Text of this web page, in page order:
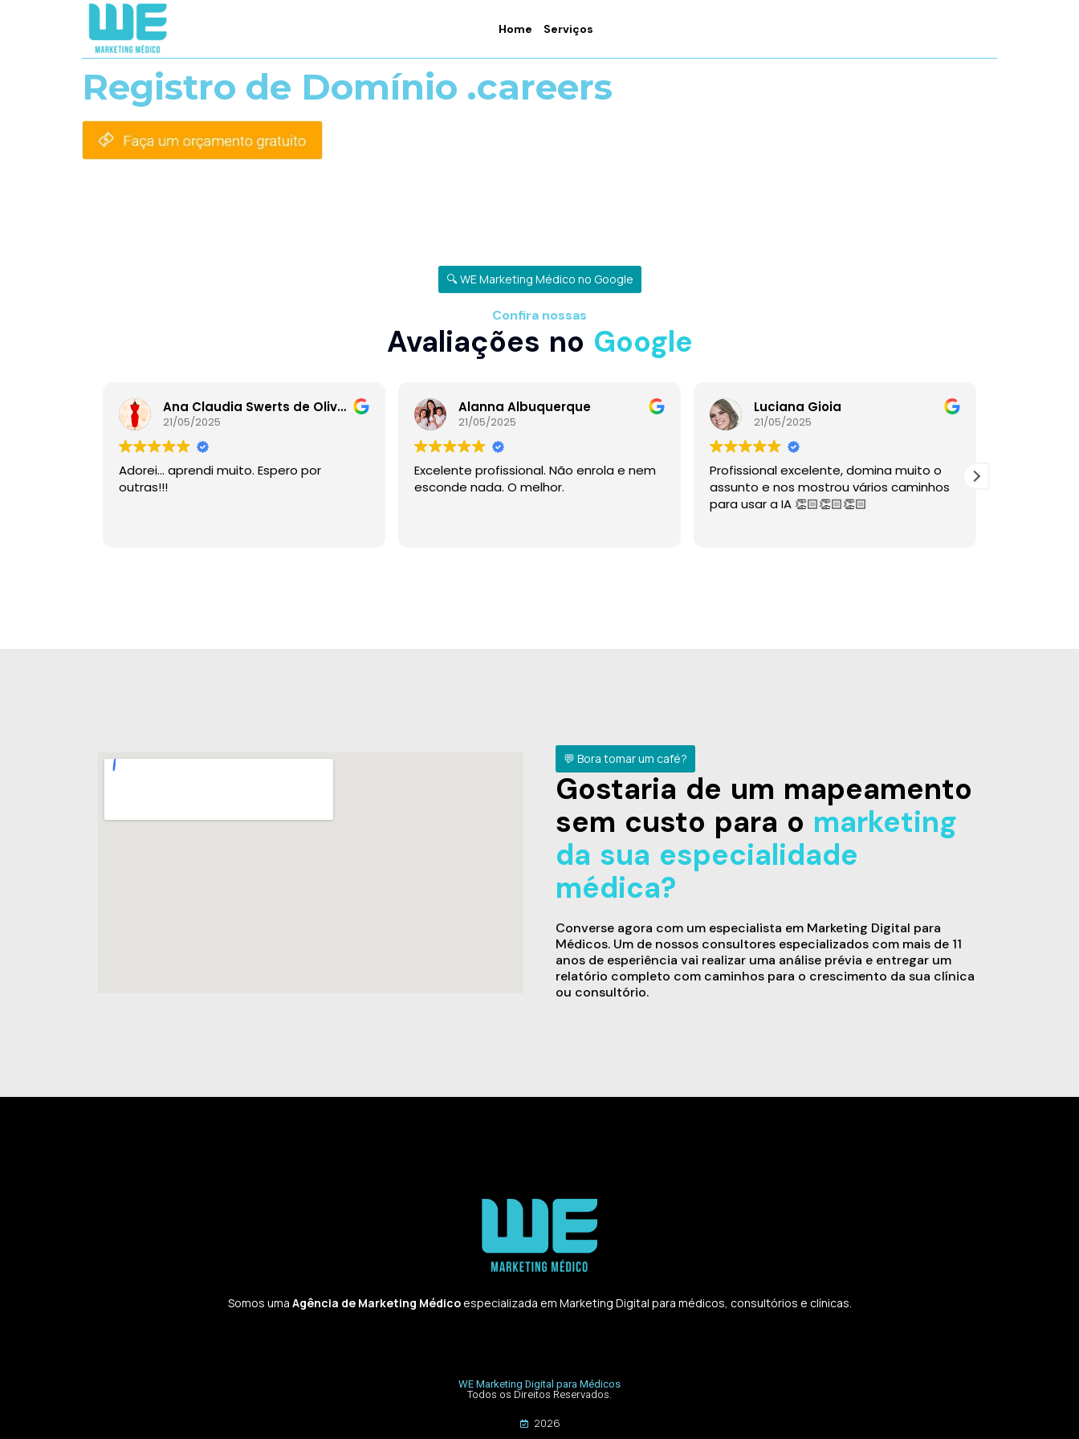
Home Serviços
Registro de Domínio .careers
🔍 WE Marketing Médico no Google
Confira nossas
Avaliações no Google
Ana Claudia Swerts de Oliveira
21/05/2025
Adorei… aprendi muito. Espero por
outras!!!
Alanna Albuquerque
21/05/2025
Excelente profissional. Não enrola e nem
esconde nada. O melhor.
Luciana Gioia
21/05/2025
Profissional excelente, domina muito o
assunto e nos mostrou vários caminhos
para usar a IA 👏🏻👏🏻👏🏻
💬 Bora tomar um café?
Gostaria de um mapeamento
sem custo para o marketing
da sua especialidade
médica?
Converse agora com um especialista em Marketing Digital para
Médicos. Um de nossos consultores especializados com mais de 11
anos de esperiência vai realizar uma análise prévia e entregar um
relatório completo com caminhos para o crescimento da sua clínica
ou consultório.
Somos uma Agência de Marketing Médicoespecializada em Marketing Digital para médicos, consultórios e clínicas.
WE Marketing Digital para Médicos
Todos os Direitos Reservados.
2026